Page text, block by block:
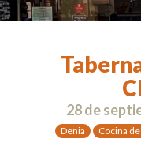
28 de
Denia Cocina